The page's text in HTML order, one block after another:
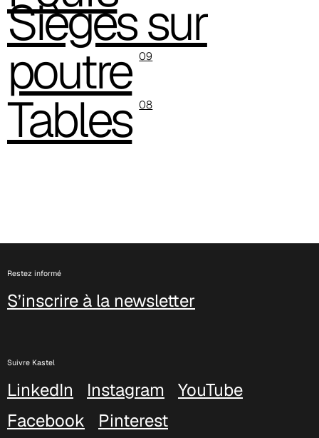
Sièges sur
poutre 09
Tables 08
Restez informé
S’inscrire à la newsletter
Suivre Kastel
LinkedIn Instagram
YouTube
Facebook
Pinterest